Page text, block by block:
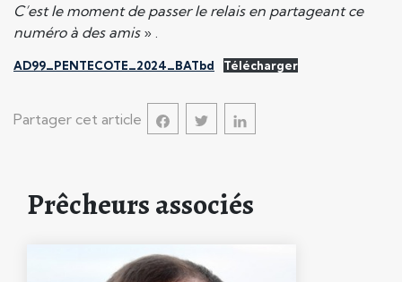
C’est le moment de passer le relais en partageant ce
numéro à des amis» .
AD99_PENTECOTE_2024_BATbd Télécharger
Partager cet article
Prêcheurs associés